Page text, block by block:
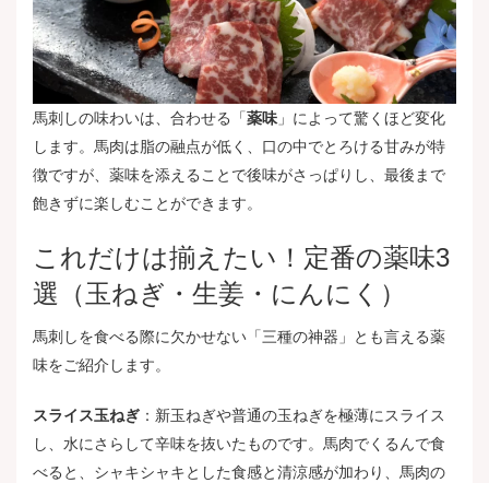
馬刺しの味わいは、合わせる「薬味 」によって驚くほど変化
します。馬肉は脂の融点が低く、口の中でとろける甘みが特
徴ですが、薬味を添えることで後味がさっぱりし、最後まで
飽きずに楽しむことができます。
これだけは揃えたい！定番の薬味3
選（玉ねぎ・生姜・にんにく）
馬刺しを食べる際に欠かせない「三種の神器」とも言える薬
味をご紹介します。
スライス玉ねぎ ：新玉ねぎや普通の玉ねぎを極薄にスライス
し、水にさらして辛味を抜いたものです。馬肉でくるんで食
べると、シャキシャキとした食感と清涼感が加わり、馬肉の